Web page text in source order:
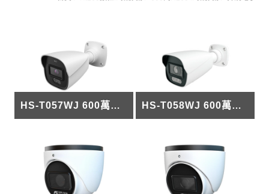
HS-T057WJ 600萬雙光槍型IP攝影機 HS-T058WJ 600萬雙光槍型IP攝影機